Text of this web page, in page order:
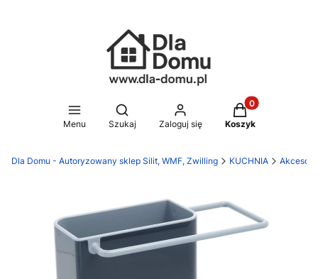
Menu
Otwórz wyszukiwarkę
Szukaj Zaloguj się
Produkty w
Koszyk
Dla Domu - Autoryzowany sklep Silit, WMF, Zwilling KUCHNIA